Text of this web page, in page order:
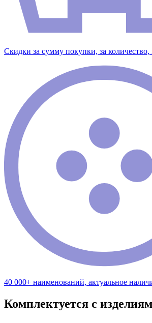
Скидки за сумму покупки, за
40 000+ наименований, актуальное
Комплектуется с